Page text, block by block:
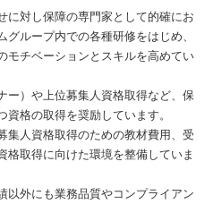
に対し保障の専門家として的確にお
ループ内での各種研修をはじめ、
モチベーションとスキルを高めてい
ー）や上位募集人資格取得など、保
格の取得を奨励しています。
集人資格取得のための教材費用、受
格取得に向けた環境を整備していま
以外にも業務品質やコンプライアン